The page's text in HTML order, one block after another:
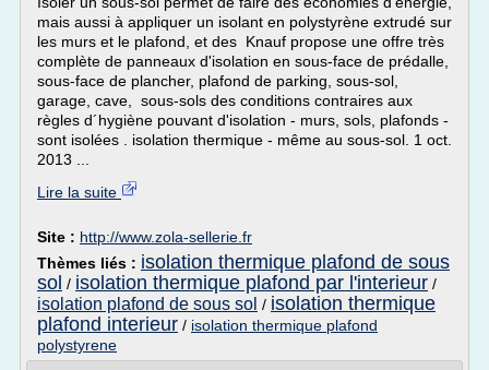
mais aussi à appliquer un isolant en polystyrène extrudé sur
les murs et le plafond, et des Knauf propose une offre très
complète de panneaux d'isolation en sous-face de prédalle,
sous-face de plancher, plafond de parking, sous-sol,
garage, cave, sous-sols des conditions contraires aux
règles d´hygiène pouvant d'isolation - murs, sols, plafonds -
sont isolées . isolation thermique - même au sous-sol. 1 oct.
2013 ...
Lire la suite
Site : http://www.zola-sellerie.fr
Thèmes liés : isolation thermique plafond de sous
sol / isolation thermique plafond par l'interieur /
isolation plafond de sous sol / isolation thermique
plafond interieur / isolation thermique plafond
polystyrene